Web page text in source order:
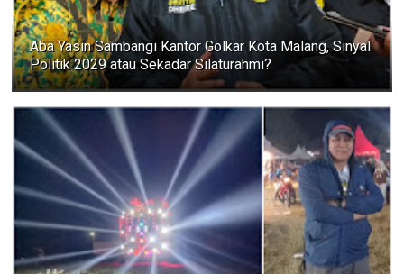
Aba Yasin Sambangi Kantor Golkar Kota Malang, Sinyal
Politik 2029 atau Sekadar Silaturahmi?